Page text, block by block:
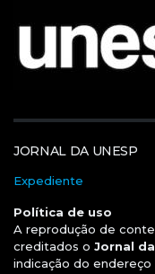
JORNAL DA UNESP
Expediente
Política de uso
A reprodução de
creditados o Jornal
indicação do endereço